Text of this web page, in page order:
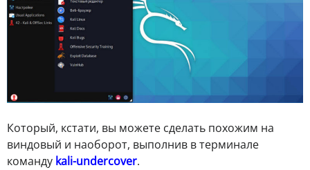
Который, кстати, вы можете сделать похожим на
виндовый и наоборот, выполнив в терминале
команду kali-undercover.